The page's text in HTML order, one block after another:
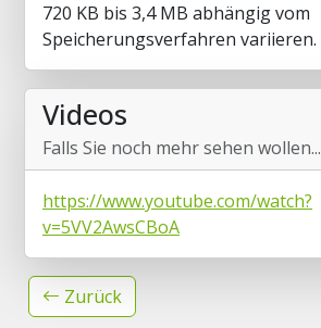
720 KB bis 3,4 MB abhängig vom
Speicherungsverfahren variieren.
Videos
Falls Sie noch mehr sehen wollen...
https://www.youtube.com/watch?
v=5VV2AwsCBoA
Zurück